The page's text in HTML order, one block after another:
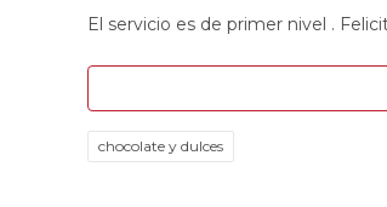
El servicio es de primer nivel .
chocolate y dulces